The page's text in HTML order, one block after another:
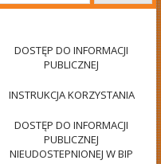
DOSTĘP DO INFORMACJI
PUBLICZNEJ
INSTRUKCJA KORZYSTANIA
DOSTĘP DO INFORMACJI
PUBLICZNEJ
NIEUDOSTEPNIONEJ W BIP